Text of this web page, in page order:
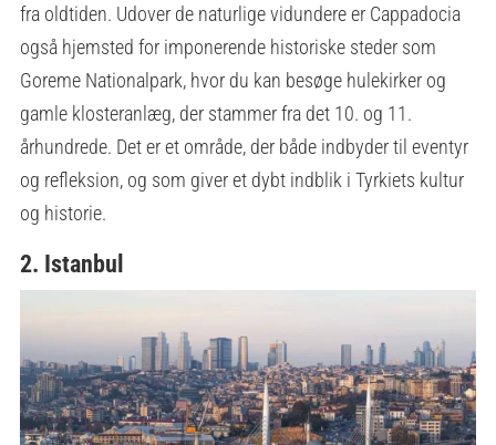
fra oldtiden. Udover de naturlige vidundere er Cappadocia
også hjemsted for imponerende historiske steder som
Goreme Nationalpark, hvor du kan besøge hulekirker og
gamle klosteranlæg, der stammer fra det 10. og 11.
århundrede. Det er et område, der både indbyder til eventyr
og refleksion, og som giver et dybt indblik i Tyrkiets kultur
og historie.
2. Istanbul